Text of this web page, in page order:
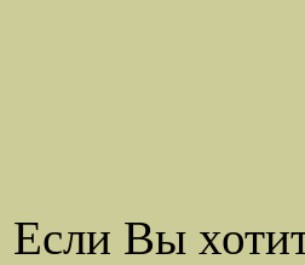
Если Вы